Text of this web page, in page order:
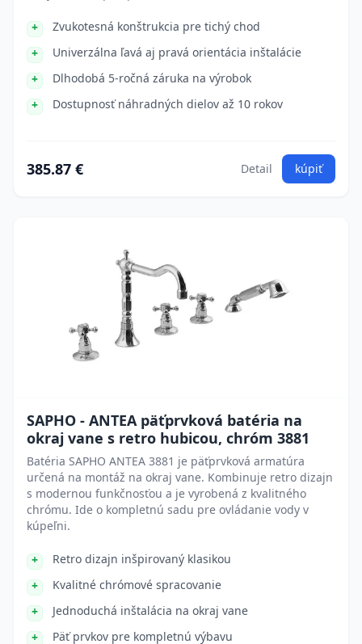
Zvukotesná konštrukcia pre tichý chod
Univerzálna ľavá aj pravá orientácia inštalácie
Dlhodobá 5-ročná záruka na výrobok
Dostupnosť náhradných dielov až 10 rokov
385.87 € Detail kúpiť
SAPHO - ANTEA päťprvková batéria na
okraj vane s retro hubicou, chróm 3881
Batéria SAPHO ANTEA 3881 je päťprvková armatúra
určená na montáž na okraj vane. Kombinuje retro dizajn
s modernou funkčnosťou a je vyrobená z kvalitného
chrómu. Ide o kompletnú sadu pre ovládanie vody v
kúpeľni.
Retro dizajn inšpirovaný klasikou
Kvalitné chrómové spracovanie
Jednoduchá inštalácia na okraj vane
Päť prvkov pre kompletnú výbavu